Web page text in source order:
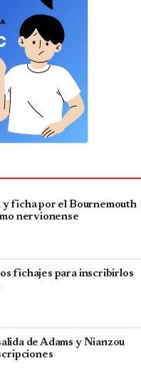
y ficha por el Bournemouth
nervionense
fichajes para inscribirlos
de Adams y Nianzou